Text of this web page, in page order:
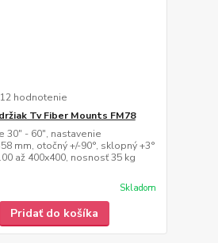
12 hodnotenie
Tv Fiber Mounts FM78
30" - 60", nastavenie
mm, otočný +/-90°, sklopný +3°
až 400x400, nosnosť 35 kg
Skladom
Pridať do košíka